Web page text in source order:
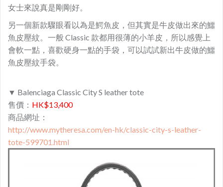
女士來說真是剛剛好。
另一個新款驟眼看以為是鰐魚皮，但其實是牛皮做出來的鱷
魚皮壓紋。一般 Classic 款都用很薄的小羊皮，所以感覺上
會軟一點，喜歡硬身一點的手袋，可以試試新出牛皮做的鱷
魚皮壓紋手袋。
▼ Balenciaga Classic City S leather tote
售價： HK$13,400
商品網址：
http://www.mytheresa.com/en-hk/classic-city-s-leather-
tote-599701.html